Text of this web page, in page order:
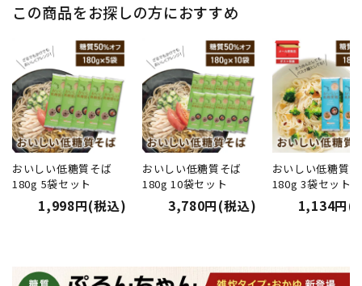
この商品をお探しの方におすすめ
おいしい低糖質そば
180g 5袋セット
1,998円(税込)
おいしい低糖質そば
180g 10袋セット
3,780円(税込)
おいしい低糖質麺
180g 3袋セット
1,134円(